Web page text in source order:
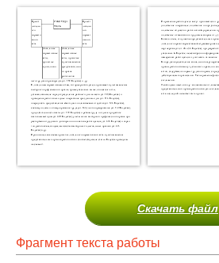
Скачать файл
Фрагмент текста работы